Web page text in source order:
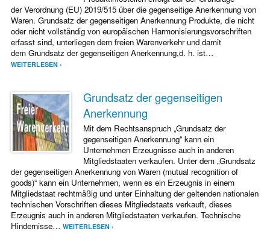
der Verordnung (EU) 2019/515 über die gegenseitige Anerkennung von
Waren. Grundsatz der gegenseitigen Anerkennung Produkte, die nicht
oder nicht vollständig von europäischen Harmonisierungsvorschriften
erfasst sind, unterliegen dem freien Warenverkehr und damit
dem Grundsatz der gegenseitigen Anerkennung,d. h. ist…
WEITERLESEN ›
Grundsatz der gegenseitigen
Anerkennung
Mit dem Rechtsanspruch „Grundsatz der
gegenseitigen Anerkennung“ kann ein
Unternehmen Erzeugnisse auch in anderen
Mitgliedstaaten verkaufen. Unter dem „Grundsatz
der gegenseitigen Anerkennung von Waren (mutual recognition of
goods)“ kann ein Unternehmen, wenn es ein Erzeugnis in einem
Mitgliedstaat rechtmäßig und unter Einhaltung der geltenden nationalen
technischen Vorschriften dieses Mitgliedstaats verkauft, dieses
Erzeugnis auch in anderen Mitgliedstaaten verkaufen. Technische
Hindernisse… WEITERLESEN ›